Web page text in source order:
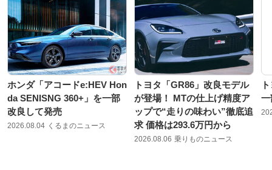
ホンダ「アコードe:HEV Hon
da SENISNG 360+」を一部
改良して発売
2026.08.04 くるまのニュース
トヨタ「GR86」改良モデル
が登場！ MTの仕上げ精度ア
ップで“走りの味わい”徹底追
求 価格は293.6万円から
2026.08.06 乗りものニュース
一